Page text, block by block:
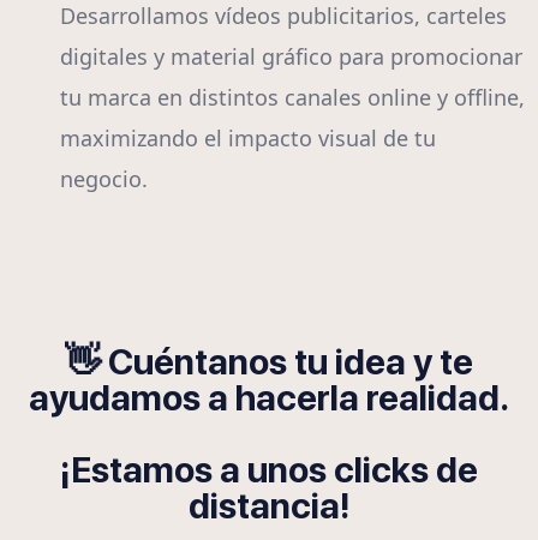
Desarrollamos vídeos publicitarios, carteles
digitales y material gráfico para promocionar
tu marca en distintos canales online y offline,
maximizando el impacto visual de tu
negocio.
👋 Cuéntanos tu idea y te
ayudamos a hacerla realidad.
¡Estamos a unos clicks de
distancia!